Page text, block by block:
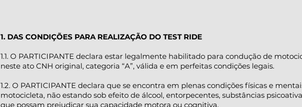
1. DAS CONDIÇÕES PARA REALIZAÇÃO DO TEST RIDE
1.1. O PARTICIPANTE declara estar legalmente habilitado para condução de
neste ato CNH original, categoria “A”, válida e em perfeitas condições legais.
1.2. O PARTICIPANTE declara que se encontra em plenas condições físicas e
motocicleta, não estando sob efeito de álcool, entorpecentes, substâncias
que possam prejudicar sua capacidade motora ou cognitiva.